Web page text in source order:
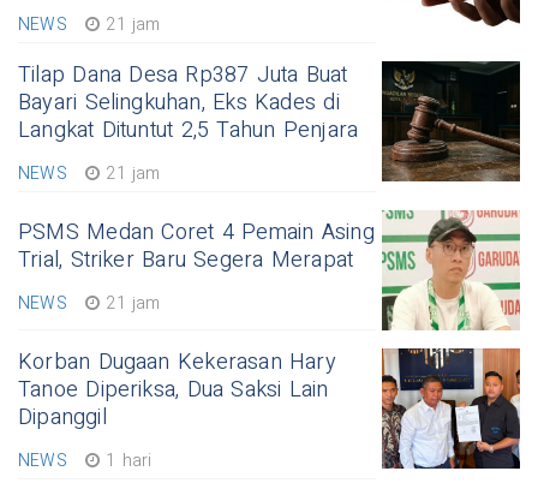
NEWS 21 jam
Tilap Dana Desa Rp387 Juta Buat
Bayari Selingkuhan, Eks Kades di
Langkat Dituntut 2,5 Tahun Penjara
NEWS 21 jam
PSMS Medan Coret 4 Pemain Asing
Trial, Striker Baru Segera Merapat
NEWS 21 jam
Korban Dugaan Kekerasan Hary
Tanoe Diperiksa, Dua Saksi Lain
Dipanggil
NEWS 1 hari